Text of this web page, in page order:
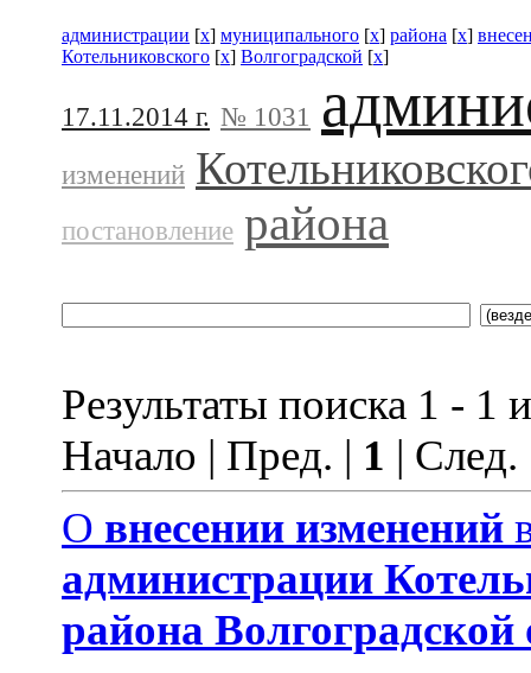
администрации [x] муниципального [x] района [x]
Котельниковского [x] Волгоградской [x]
17.11.2014 г. № 1031
изменений
постановление района
Результаты поиска 1 - 1
Начало | Пред. | 1 |
О внесении изменений
администрации
района Волгоградской